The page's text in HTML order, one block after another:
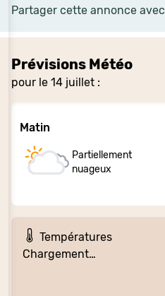
Prévisions Météo
pour le 14 juillet :
Matin
Partiellement
nuageux
Températures
Chargement…
Partager cette annonce avec